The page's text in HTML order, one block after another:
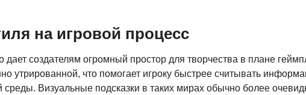
на игровой процесс
дает создателям огромный простор для творчества в плане
утрированной, что помогает игроку быстрее считывать
Визуальные подсказки в таких мирах обычно более